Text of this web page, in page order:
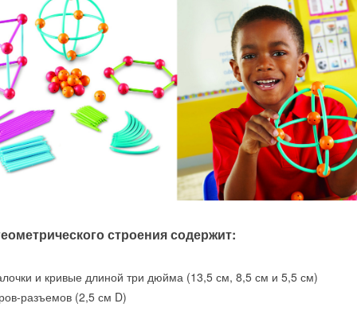
строения содержит:
и кривые длиной три дюйма (13,5 см, 8,5 см и 5,5 см)
разъемов (2,5 см D)